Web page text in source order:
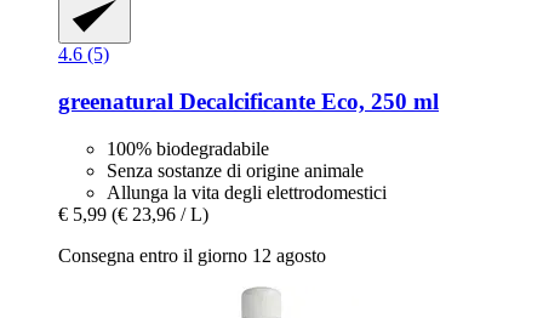
4.6 (5)
greenatural Decalcificante Eco, 250 ml
100% biodegradabile
Senza sostanze di origine animale
Allunga la vita degli elettrodomestici
€ 5,99 (€ 23,96 / L)
Consegna entro il giorno 12 agosto